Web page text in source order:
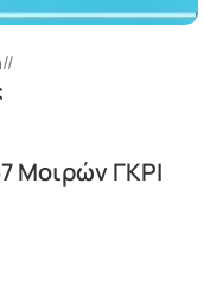
/
Μοιρών ΓΚΡΙ